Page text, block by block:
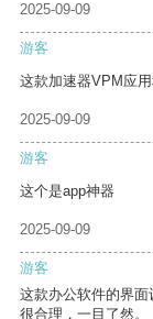
2025-09-09
游客
这款加速器VPM应
2025-09-09
游客
这个是app神器
2025-09-09
游客
这款办公软件的界
很合理，一目了然。